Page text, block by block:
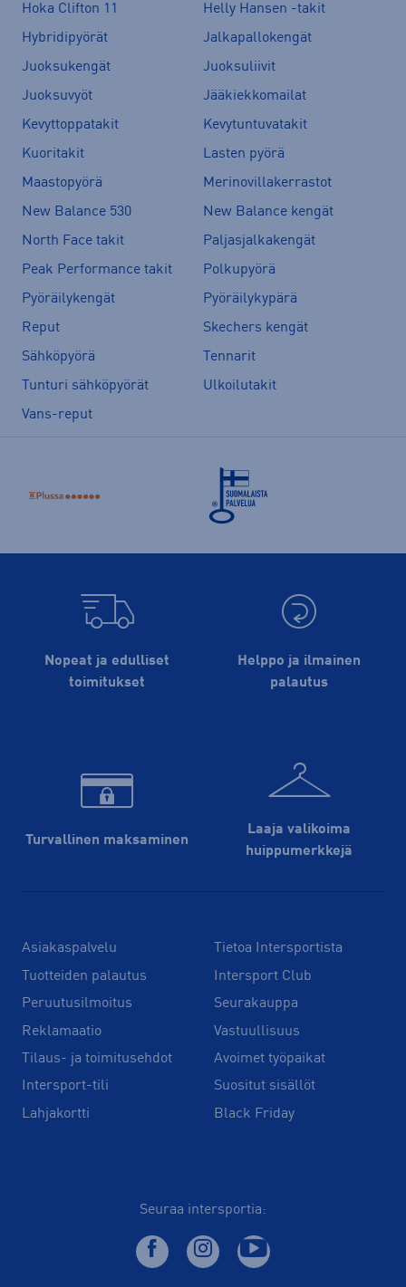
Hoka Clifton 11
Helly Hansen -takit
Hybridipyörät
Jalkapallokengät
Juoksukengät
Juoksuliivit
Juoksuvyöt
Jääkiekkomailat
Kevyttoppatakit
Kevytuntuvatakit
Kuoritakit
Lasten pyörä
Maastopyörä
Merinovillakerrastot
New Balance 530
New Balance kengät
North Face takit
Paljasjalkakengät
Peak Performance takit
Polkupyörä
Pyöräilykengät
Pyöräilykypärä
Reput
Skechers kengät
Sähköpyörä
Tennarit
Tunturi sähköpyörät
Ulkoilutakit
Vans-reput
Nopeat ja edulliset
toimitukset
Helppo ja ilmainen
palautus
Turvallinen maksaminen
Laaja valikoima
huippu­merkkejä
Asiakaspalvelu
Tuotteiden palautus
Peruutusilmoitus
Reklamaatio
Tilaus- ja toimitusehdot
Intersport-tili
Lahjakortti
Tietoa Intersportista
Intersport Club
Seurakauppa
Vastuullisuus
Avoimet työpaikat
Suositut sisällöt
Black Friday
Seuraa intersportia: